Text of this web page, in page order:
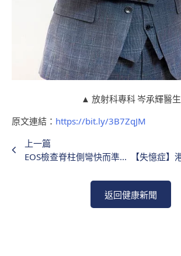
▲ 放射科專科 岑承輝醫生
原文連結： https://bit.ly/3B7ZqJM
上一篇
EOS檢查脊柱側彎快而準！低輻射劑量患者最安心
返回健康新聞